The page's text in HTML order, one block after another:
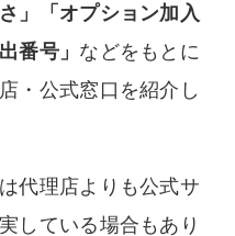
」「オプション加入
番号」 などをもとに
・公式窓口を紹介し
代理店よりも公式サ
している場合もあり